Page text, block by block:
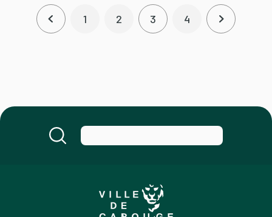
Pagination
Page précédente
Page
1 Page
2 Page courante
3 Page
4 Page